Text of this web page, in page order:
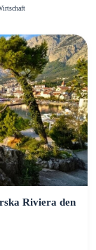
Riviera den